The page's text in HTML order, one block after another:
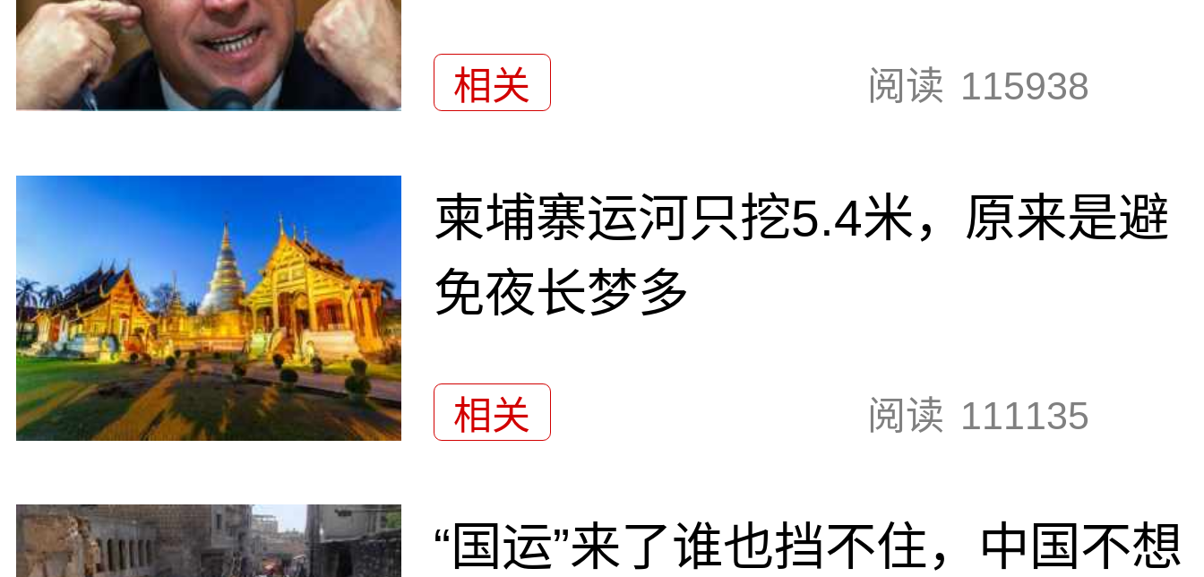
相关 阅读 115938
柬埔寨运河只挖5.4米，原来是避
免夜长梦多
相关 阅读 111135
“国运”来了谁也挡不住，中国不想